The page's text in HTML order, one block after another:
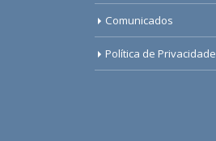
Comunicados
Política de Privacidade